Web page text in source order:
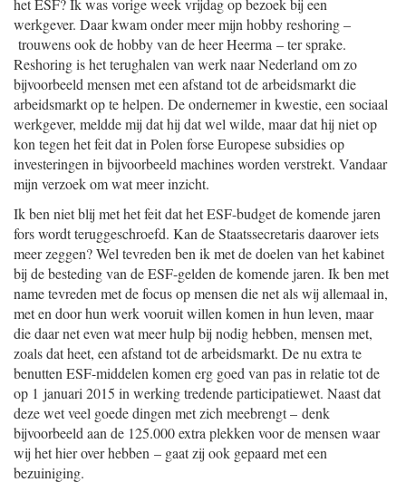
het ESF? Ik was vorige week vrijdag op bezoek bij een
werkgever. Daar kwam onder meer mijn hobby reshoring –
trouwens ook de hobby van de heer Heerma – ter sprake.
Reshoring is het terughalen van werk naar Nederland om zo
bijvoorbeeld mensen met een afstand tot de arbeidsmarkt die
arbeidsmarkt op te helpen. De ondernemer in kwestie, een sociaal
werkgever, meldde mij dat hij dat wel wilde, maar dat hij niet op
kon tegen het feit dat in Polen forse Europese subsidies op
investeringen in bijvoorbeeld machines worden verstrekt. Vandaar
mijn verzoek om wat meer inzicht.
Ik ben niet blij met het feit dat het ESF-budget de komende jaren
fors wordt teruggeschroefd. Kan de Staatssecretaris daarover iets
meer zeggen? Wel tevreden ben ik met de doelen van het kabinet
bij de besteding van de ESF-gelden de komende jaren. Ik ben met
name tevreden met de focus op mensen die net als wij allemaal in,
met en door hun werk vooruit willen komen in hun leven, maar
die daar net even wat meer hulp bij nodig hebben, mensen met,
zoals dat heet, een afstand tot de arbeidsmarkt. De nu extra te
benutten ESF-middelen komen erg goed van pas in relatie tot de
op 1 januari 2015 in werking tredende participatiewet. Naast dat
deze wet veel goede dingen met zich meebrengt – denk
bijvoorbeeld aan de 125.000 extra plekken voor de mensen waar
wij het hier over hebben – gaat zij ook gepaard met een
bezuiniging.